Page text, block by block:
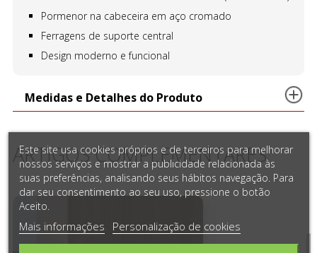
Pormenor na cabeceira em aço cromado
Ferragens de suporte central
Design moderno e funcional
Medidas e Detalhes do Produto
ARTIGOS COMPLEMENTARES
Este site usa cookies próprios e de terceiros para melhorar
nossos serviços e mostrar a publicidade relacionada às
suas preferências, analisando seus hábitos navegação. Para
dar seu consentimento ao seu uso, pressione o botão
Aceito.
Mais informações Personalização de cookies